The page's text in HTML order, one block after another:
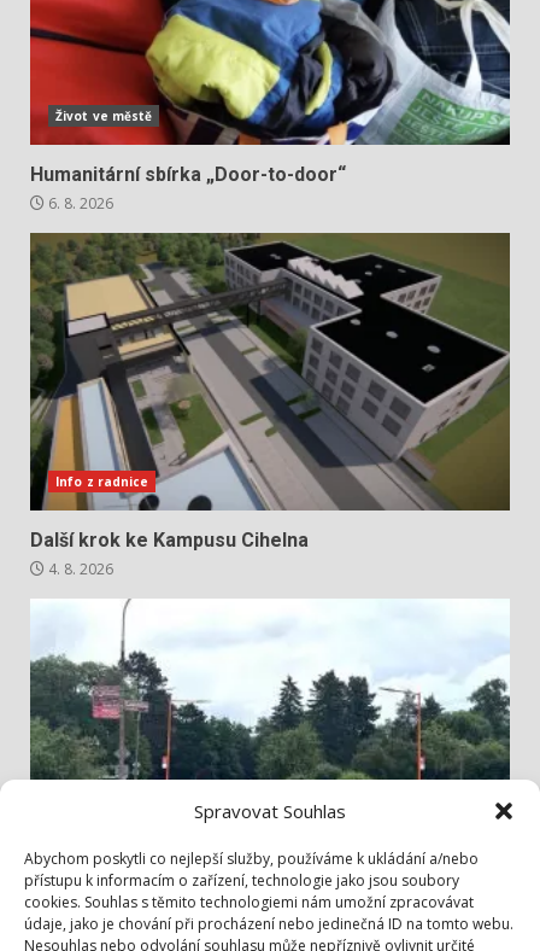
Spravovat Souhlas
Abychom poskytli co nejlepší služby, používáme k ukládání a/nebo
přístupu k informacím o zařízení, technologie jako jsou soubory
cookies. Souhlas s těmito technologiemi nám umožní zpracovávat
údaje, jako je chování při procházení nebo jedinečná ID na tomto webu.
Nesouhlas nebo odvolání souhlasu může nepříznivě ovlivnit určité
Život ve městě
Humanitární sbírka „Door-to-door“
6. 8. 2026
Info z radnice
Další krok ke Kampusu Cihelna
4. 8. 2026
Bezpečněji přes Lidickou
3. 8. 2026